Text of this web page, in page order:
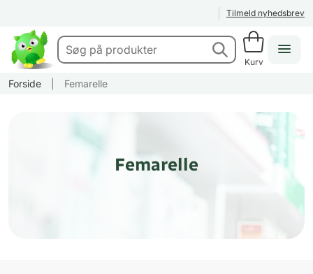
Tilmeld nyhedsbrev
Kurv
Forside Femarelle
Femarelle